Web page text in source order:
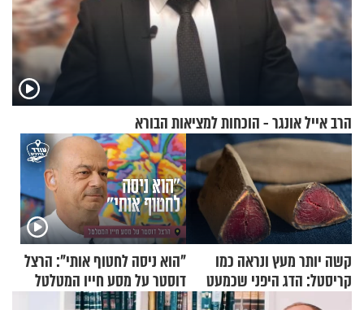
הרב אייל אונגר - הוכחות למציאות הבורא
קשה יותר מעץ ונראה כמו
קריסטל: הדג היפני שכמעט
בלתי אפשרי לחתוך
"הוא ניסה לחטוף אותי": הרצל
דוסטר על מסע חייו המטלטל